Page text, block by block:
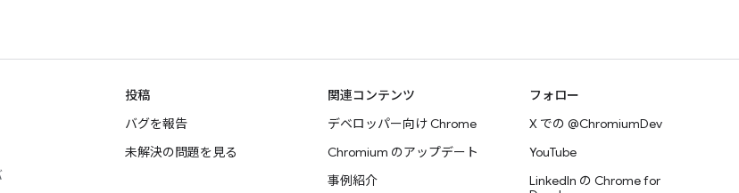
投稿
バグを報告
未解決の問題を見る
関連コンテンツ
デベロッパー向け Chrome
Chromium のアップデート
事例紹介
フォロー
X での @ChromiumDev
YouTube
LinkedIn の Chrome for